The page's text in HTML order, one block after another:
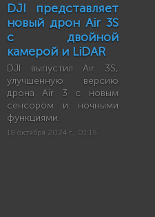
DJI представляет
новый дрон Air 3S
с двойной
камерой и LiDAR
DJI выпустил Air 3S,
улучшенную версию
дрона Air 3 с новым
сенсором и ночными
функциями.
18 октября 2024 г., 01:15